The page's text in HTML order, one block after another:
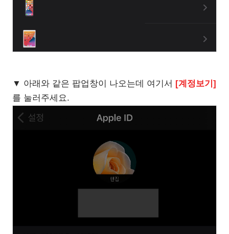
▼ 아래와 같은 팝업창이 나오는데 여기서 [계정보기]
를 눌러주세요.